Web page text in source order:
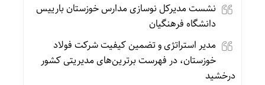
نشست مدیرکل نوسازی مدارس خوزستان بارییس
دانشگاه فرهنگیان
مدیر استراتژی و تضمین کیفیت شرکت فولاد
خوزستان، در فهرست برترین‌های مدیریتی کشور
درخشید